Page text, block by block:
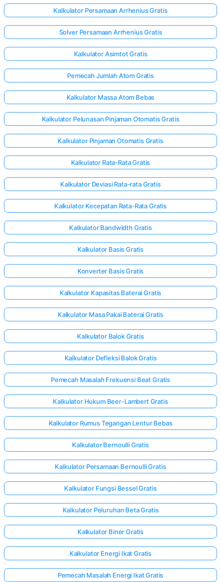
Ada
Ajukan
Anda
Kalkulator Persamaan Arrhenius Gratis
Solver Persamaan Arrhenius Gratis
Kalkulator Asimtot Gratis
Pemecah Jumlah Atom Gratis
Kalkulator Massa Atom Bebas
Kalkulator Pelunasan Pinjaman Otomatis Gratis
Kalkulator Pinjaman Otomatis Gratis
Kalkulator Rata-Rata Gratis
Kalkulator Deviasi Rata-rata Gratis
Kalkulator Kecepatan Rata-Rata Gratis
Kalkulator Bandwidth Gratis
Kalkulator Basis Gratis
Konverter Basis Gratis
Kalkulator Kapasitas Baterai Gratis
Kalkulator Masa Pakai Baterai Gratis
Kalkulator Balok Gratis
Kalkulator Defleksi Balok Gratis
Pemecah Masalah Frekuensi Beat Gratis
Kalkulator Hukum Beer-Lambert Gratis
Kalkulator Rumus Tegangan Lentur Bebas
Kalkulator Bernoulli Gratis
Kalkulator Persamaan Bernoulli Gratis
Kalkulator Fungsi Bessel Gratis
Kalkulator Peluruhan Beta Gratis
Kalkulator Biner Gratis
Kalkulator Energi Ikat Gratis
Pemecah Masalah Energi Ikat Gratis